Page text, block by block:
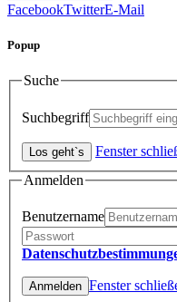
FacebookTwitterE-Mail
Popup
Suche
Suchbegriff
Fenster
Anmelden
Benutzername
Fenster